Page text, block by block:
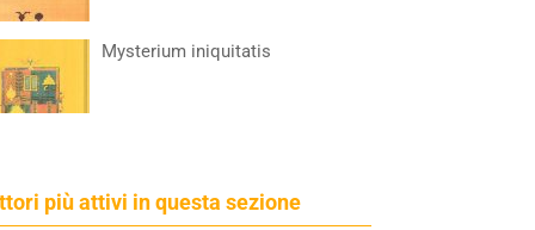
Mysterium iniquitatis
più attivi in questa sezione